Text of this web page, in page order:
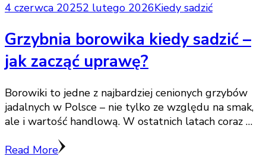
4 czerwca 20252 lutego 2026Kiedy sadzić
Grzybnia borowika kiedy sadzić –
jak zacząć uprawę?
Borowiki to jedne z najbardziej cenionych grzybów
jadalnych w Polsce – nie tylko ze względu na smak,
ale i wartość handlową. W ostatnich latach coraz …
Read More